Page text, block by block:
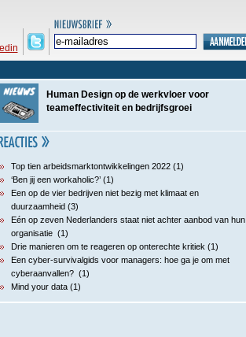
Human Design op de werkvloer voor
teameffectiviteit en bedrijfsgroei
Top tien arbeidsmarktontwikkelingen 2022 (1)
‘Ben jij een workaholic?’ (1)
Een op de vier bedrijven niet bezig met klimaat en
duurzaamheid (3)
Eén op zeven Nederlanders staat niet achter aanbod van hun
organisatie (1)
Drie manieren om te reageren op onterechte kritiek (1)
Een cyber-survivalgids voor managers: hoe ga je om met
cyberaanvallen? (1)
Mind your data (1)